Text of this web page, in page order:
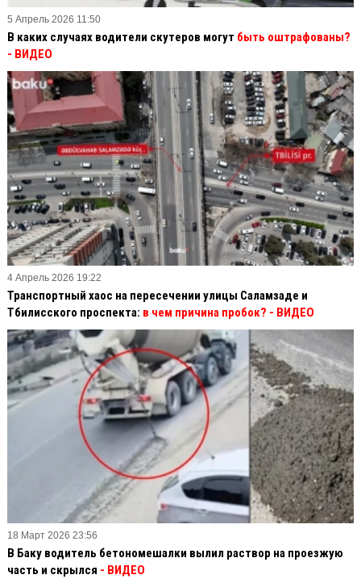
5 Апрель 2026 11:50
В каких случаях водители скутеров могут быть оштрафованы?
- ВИДЕО
4 Апрель 2026 19:22
Транспортный хаос на пересечении улицы Саламзаде и
Тбилисского проспекта: в чем причина пробок? - ВИДЕО
18 Март 2026 23:56
В Баку водитель бетономешалки вылил раствор на проезжую
часть и скрылся - ВИДЕО